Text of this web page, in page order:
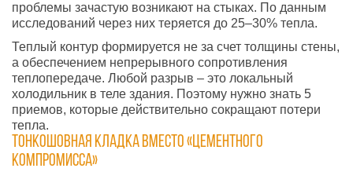
проблемы зачастую возникают на стыках. По данным
исследований через них теряется до 25–30% тепла.
Теплый контур формируется не за счет толщины стены,
а обеспечением непрерывного сопротивления
теплопередаче. Любой разрыв – это локальный
холодильник в теле здания. Поэтому нужно знать 5
приемов, которые действительно сокращают потери
тепла.
Тонкошовная кладка вместо «цементного
компромисса»